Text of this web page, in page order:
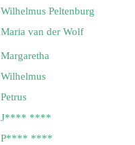
Wilhelmus Peltenburg
Maria van der Wolf
Margaretha
Wilhelmus
Petrus
J**** ****
P**** ****